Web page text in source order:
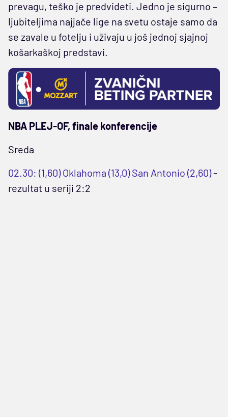
prevagu, teško je predvideti. Jedno je sigurno –
ljubiteljima najjače lige na svetu ostaje samo da
se zavale u fotelju i uživaju u još jednoj sjajnoj
košarkaškoj predstavi.
NBA PLEJ-OF, finale konferencije
Sreda
02.30: (1,60) Oklahoma (13,0) San Antonio (2,60)-
rezultat u seriji 2:2